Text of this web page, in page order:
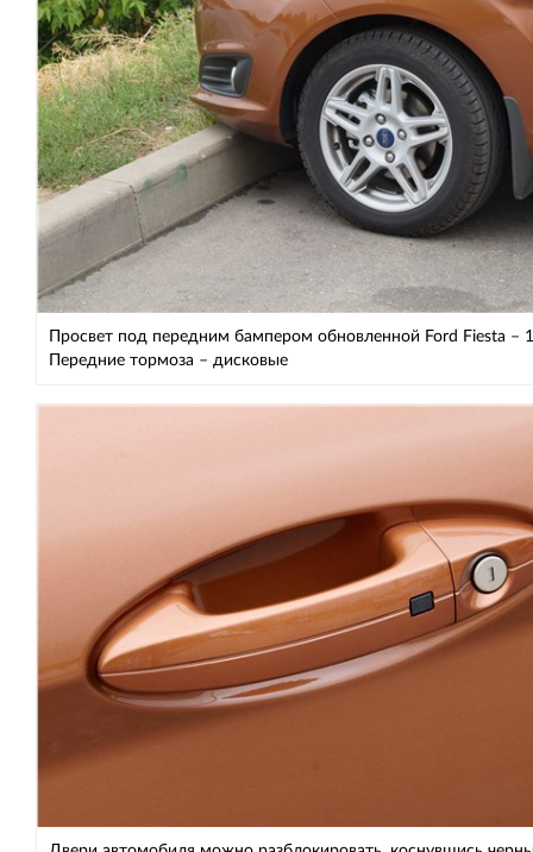
Просвет под передним бампером обновленной Ford Fiesta –
Передние тормоза – дисковые